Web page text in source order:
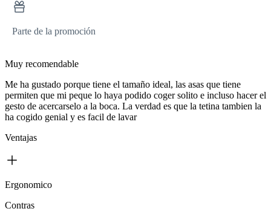
Parte de la promoción
Muy recomendable
Me ha gustado porque tiene el tamaño ideal, las asas que tiene
permiten que mi peque lo haya podido coger solito e incluso hacer el
gesto de acercarselo a la boca. La verdad es que la tetina tambien la
ha cogido genial y es facil de lavar
Ventajas
Ergonomico
Contras